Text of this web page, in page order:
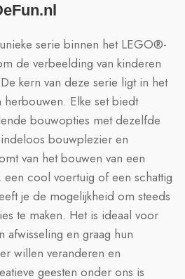
serie binnen het LEGO®-
de verbeelding van kinderen
kern van deze serie ligt in het
Elke set biedt
bouwopties met dezelfde
bouwplezier en
van het bouwen van een
cool voertuig of een schattig
je de mogelijkheid om steeds
te maken. Het is ideaal voor
afwisseling en graag hun
willen veranderen en
geesten onder ons is